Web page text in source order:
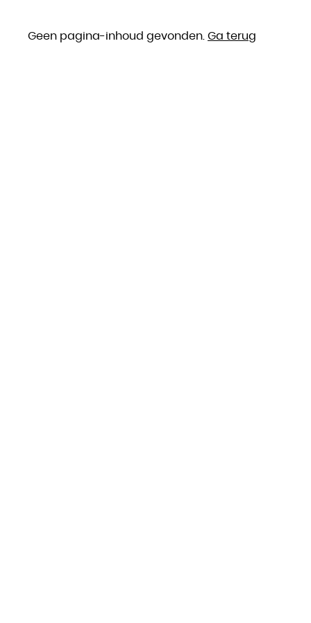
Geen pagina-inhoud gevonden. Ga terug